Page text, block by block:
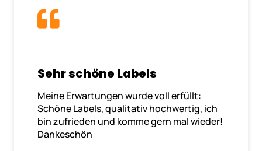
Sehr schöne Labels
Meine Erwartungen wurde voll erfüllt:
Schöne Labels, qualitativ hochwertig, ich
bin zufrieden und komme gern mal wieder!
Dankeschön